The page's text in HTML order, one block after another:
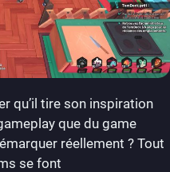
qu’il tire son inspiration
que du game
réellement ? Tout
se font